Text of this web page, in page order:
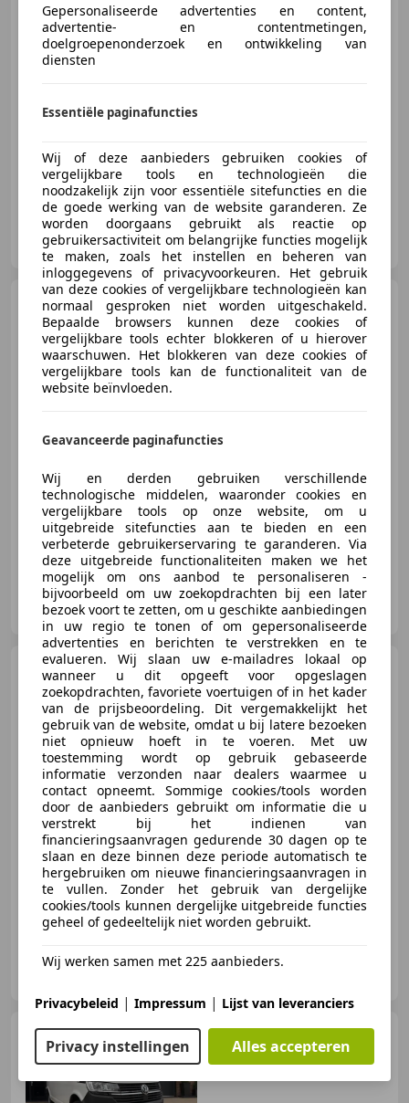
€ 6.450
Excl. BTW
03/2011 234.548 km
Pars Bedrijfsauto's
NL-7418 BX DEVENTER
Ford Transit Connect
EcoBlue L2 Trend Sport 120PK
Automaat vol aan
03/2019 187.339 km Diesel
88 kW (120 PK)
Pars Bedrijfsauto's
NL-7418 BX DEVENTER
Volkswagen Caddy
1.6
TDI Airco Navi Elk.Ramen Cruise
Controle Nette
€ 5.250
Excl. BTW
01/2013 239.218 km Diesel
75 kW (102 PK)
Pars Bedrijfsauto's
Volkswagen T6
Transporter2.0 TDI L2H1 28
150PK Highline Dubbelle
Schuifdeu
Gepersonaliseerde advertenties en content,
advertentie- en contentmetingen,
doelgroepenonderzoek en ontwikkeling van
diensten
Essentiële paginafuncties
Wij of deze aanbieders gebruiken cookies of
vergelijkbare tools en technologieën die
noodzakelijk zijn voor essentiële sitefuncties en die
de goede werking van de website garanderen. Ze
worden doorgaans gebruikt als reactie op
gebruikersactiviteit om belangrijke functies mogelijk
te maken, zoals het instellen en beheren van
inloggegevens of privacyvoorkeuren. Het gebruik
van deze cookies of vergelijkbare technologieën kan
normaal gesproken niet worden uitgeschakeld.
Bepaalde browsers kunnen deze cookies of
vergelijkbare tools echter blokkeren of u hierover
waarschuwen. Het blokkeren van deze cookies of
vergelijkbare tools kan de functionaliteit van de
website beïnvloeden.
Geavanceerde paginafuncties
Wij en derden gebruiken verschillende
technologische middelen, waaronder cookies en
vergelijkbare tools op onze website, om u
uitgebreide sitefuncties aan te bieden en een
verbeterde gebruikerservaring te garanderen. Via
deze uitgebreide functionaliteiten maken we het
mogelijk om ons aanbod te personaliseren -
bijvoorbeeld om uw zoekopdrachten bij een later
bezoek voort te zetten, om u geschikte aanbiedingen
in uw regio te tonen of om gepersonaliseerde
advertenties en berichten te verstrekken en te
evalueren. Wij slaan uw e-mailadres lokaal op
wanneer u dit opgeeft voor opgeslagen
zoekopdrachten, favoriete voertuigen of in het kader
van de prijsbeoordeling. Dit vergemakkelijkt het
gebruik van de website, omdat u bij latere bezoeken
niet opnieuw hoeft in te voeren. Met uw
toestemming wordt op gebruik gebaseerde
informatie verzonden naar dealers waarmee u
contact opneemt. Sommige cookies/tools worden
door de aanbieders gebruikt om informatie die u
verstrekt bij het indienen van
financieringsaanvragen gedurende 30 dagen op te
slaan en deze binnen deze periode automatisch te
hergebruiken om nieuwe financieringsaanvragen in
te vullen. Zonder het gebruik van dergelijke
cookies/tools kunnen dergelijke uitgebreide functies
geheel of gedeeltelijk niet worden gebruikt.
Wij werken samen met 225 aanbieders.
Privacybeleid | Impressum | Lijst van leveranciers
Privacy instellingen Alles accepteren